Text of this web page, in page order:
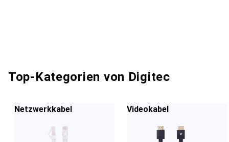
Top-Kategorien von Digitec
Netzwerkkabel Videokabel